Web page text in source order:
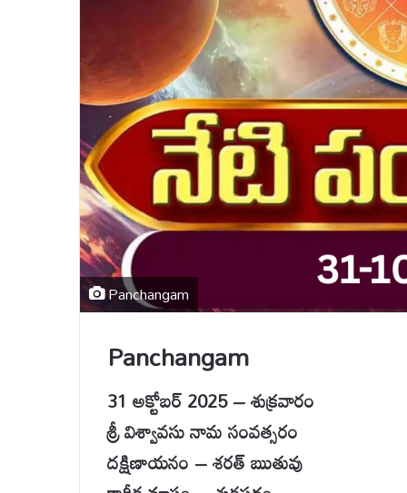
Panchangam
Panchangam
31 అక్టోబర్ 2025 – శుక్రవారం
శ్రీ విశ్వావసు నామ సంవత్సరం
దక్షిణాయనం – శరత్ ఋతువు